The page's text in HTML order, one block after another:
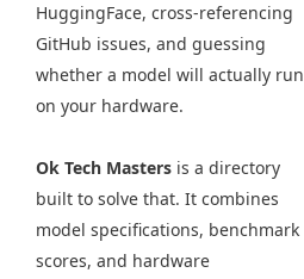
HuggingFace, cross-referencing
GitHub issues, and guessing
whether a model will actually run
on your hardware.
Ok Tech Masters is a directory
built to solve that. It combines
model specifications, benchmark
scores, and hardware